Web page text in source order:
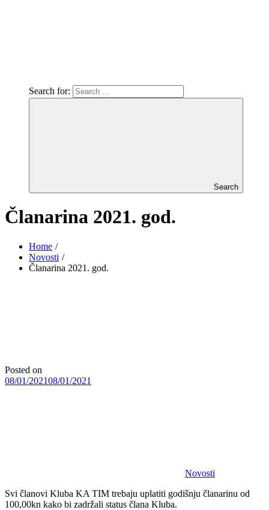
Search for:
Search
Članarina 2021. god.
Home
Novosti
Članarina 2021. god.
Posted on
08/01/202108/01/2021
Novosti
Svi članovi Kluba KA TIM trebaju uplatiti godišnju članarinu od
100,00kn kako bi zadržali status člana Kluba.